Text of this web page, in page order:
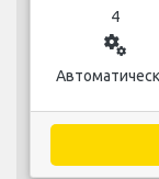
4
miscellaneous_services